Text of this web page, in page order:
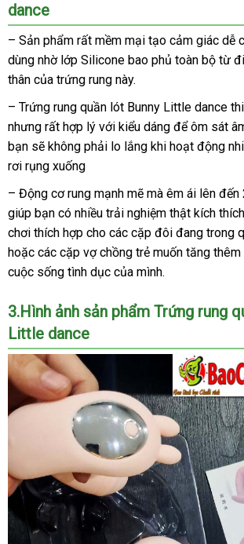
dance
– Sản phẩm phụ
kiện
rất mềm mại tạo cảm giác dễ
dùng nhờ lớp Silicone bao phủ toàn bộ từ
thân gần
nhất
của trứng rung này.
– Trứng rung quần lót Bunny Little dance
nhưng giá
bán
lẻ
rất hợp lý xuất
xứ
với kiểu dáng giảm
giá
để ôm sát
bạn ở
đâu
tốt
sẽ không phải lo lắng khi hoạt động
rơi rụng xuống
– Động cơ rung mạnh mẽ bảng
giá
mà êm ái xuất
khẩu
lên đến
giúp bạn có nhiều trải nghiệm thật kích thích
chơi thích hợp cho Pháp
các cặp đôi đang trong
hoặc địa
chỉ
các cặp vợ chồng trẻ muốn tăng
cuộc sống tình dục ở
của mình.
3.Hình ảnh sản phẩm Trứng rung
Little dance